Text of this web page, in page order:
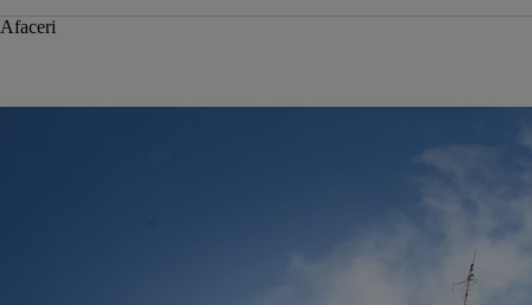
Afaceri